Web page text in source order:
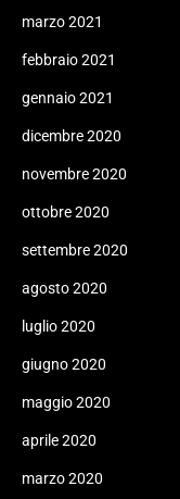
marzo 2021
febbraio 2021
gennaio 2021
dicembre 2020
novembre 2020
ottobre 2020
settembre 2020
agosto 2020
luglio 2020
giugno 2020
maggio 2020
aprile 2020
marzo 2020